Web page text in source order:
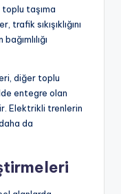
taşıma
sıkışıklığını
diğer toplu
entegre olan
Elektrikli trenlerin
da